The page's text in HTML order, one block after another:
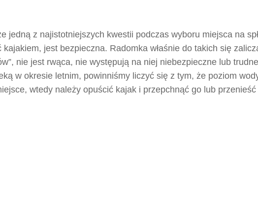
jedną z najistotniejszych kwestii podczas wyboru miejsca na
jest bezpieczna. Radomka właśnie do takich się
nie jest rwąca, nie występują na niej niebezpieczne lub
w okresie letnim, powinniśmy liczyć się z tym, że poziom
wtedy należy opuścić kajak i przepchnąć go lub przenieść